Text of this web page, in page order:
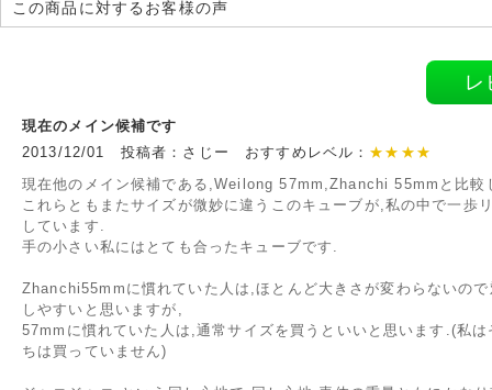
この商品に対するお客様の声
レ
現在のメイン候補です
2013/12/01 投稿者：さじー おすすめレベル： ★★★★
現在他のメイン候補である,Weilong 57mm,Zhanchi 55mmと比較
これらともまたサイズが微妙に違うこのキューブが,私の中で一歩
しています.
手の小さい私にはとても合ったキューブです.
Zhanchi55mmに慣れていた人は,ほとんど大きさが変わらないので
しやすいと思いますが,
57mmに慣れていた人は,通常サイズを買うといいと思います.(私は
ちは買っていません)